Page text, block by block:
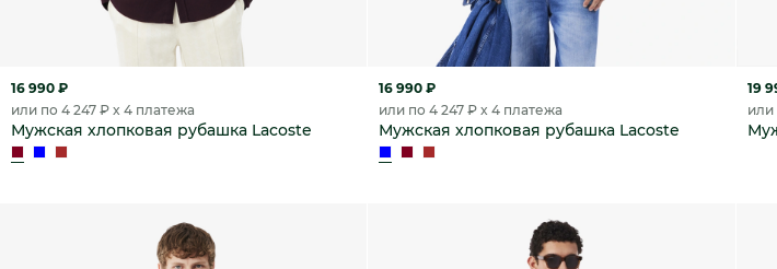
16 990 ₽
или по 4 247 ₽ x 4 платежа
Мужская хлопковая рубашка Lacoste
16 990 ₽
или по 4 247 ₽ x 4 платежа
Мужская хлопковая рубашка Lacoste
19
или